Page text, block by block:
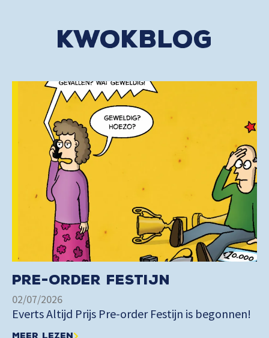
kwokblog
Pre-order Festijn
02/07/2026
Everts Altijd Prijs Pre-order Festijn is begonnen!